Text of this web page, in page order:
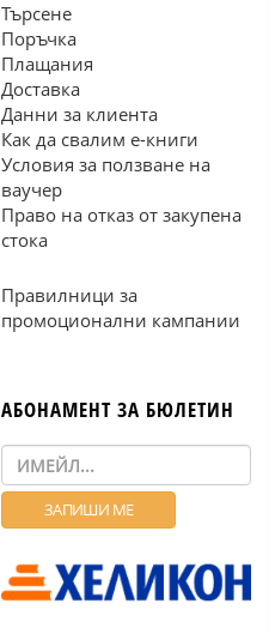
Търсене
Поръчка
Плащания
Доставка
Данни за клиента
Как да свалим е-книги
Условия за ползване на
ваучер
Право на отказ от закупена
стока
Правилници за
промоционални кампании
АБОНАМЕНТ ЗА БЮЛЕТИН